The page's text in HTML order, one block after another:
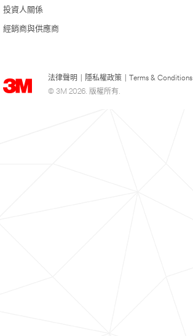
投資人關係
經銷商與供應商
法律聲明 隱私權政策 Terms & Conditions
© 3M 2026. 版權所有.